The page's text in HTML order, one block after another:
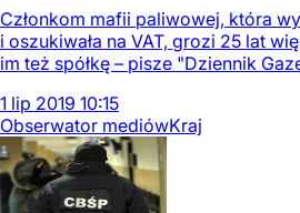
Członkom mafii paliwowej, która
i oszukiwała na VAT, grozi 25 lat
im też spółkę – pisze "Dziennik
1 lip 2019 10:15
Obserwator mediówKraj